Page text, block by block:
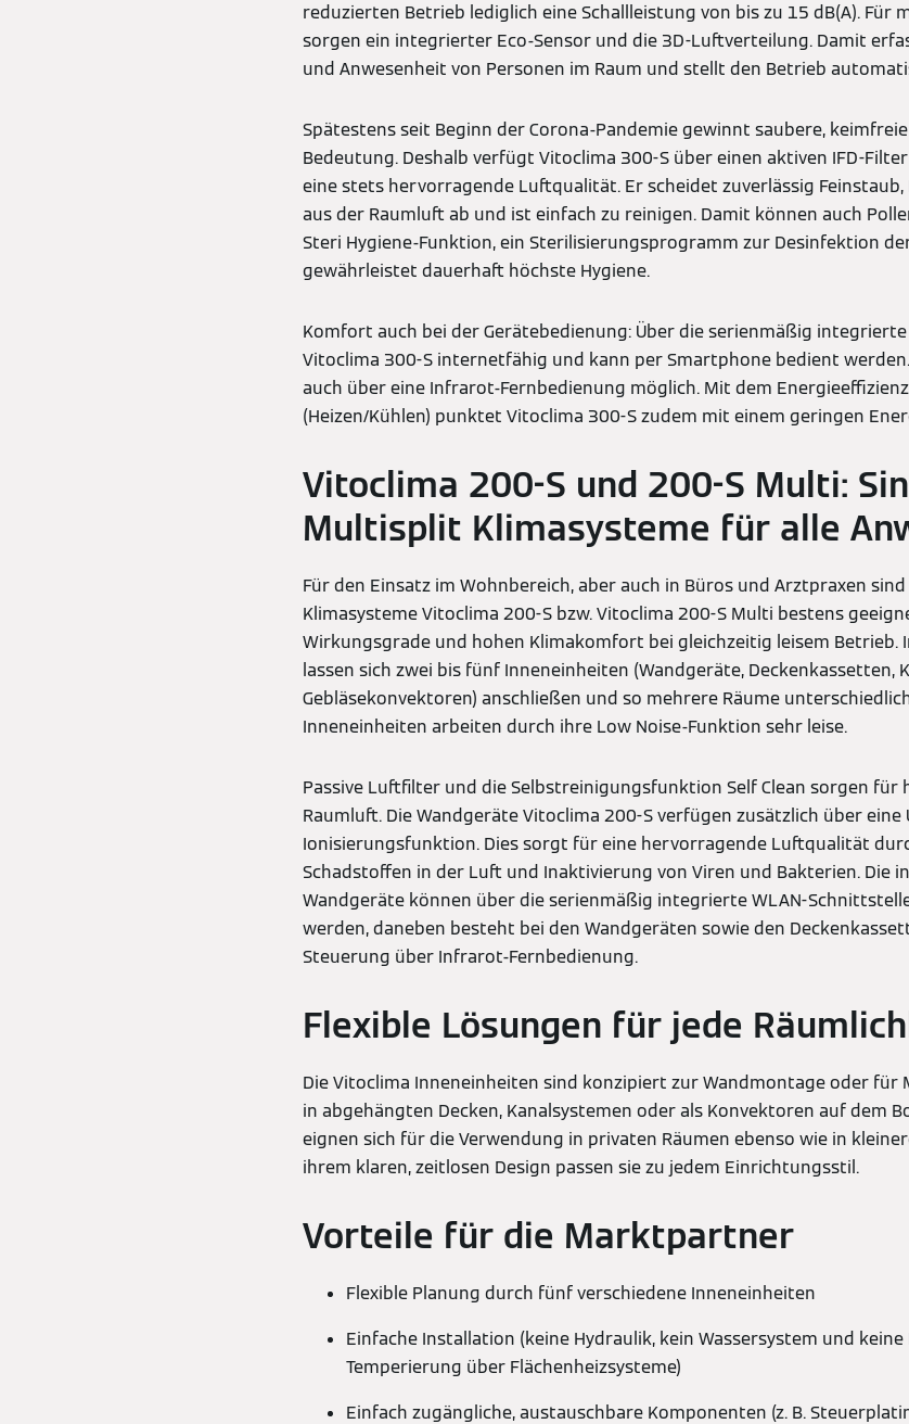
reduzierten Betrieb lediglich eine Schallleistung von bis zu 15 dB(A). Für
sorgen ein integrierter Eco-Sensor und die 3D-Luftverteilung. Damit
und Anwesenheit von Personen im Raum und stellt den Betrieb
Spätestens seit Beginn der Corona-Pandemie gewinnt saubere,
Bedeutung. Deshalb verfügt Vitoclima 300-S über einen aktiven IFD-
eine stets hervorragende Luftqualität. Er scheidet zuverlässig Feinstaub,
aus der Raumluft ab und ist einfach zu reinigen. Damit können auch
Steri Hygiene-Funktion, ein Sterilisierungsprogramm zur Desinfektion
gewährleistet dauerhaft höchste Hygiene.
Komfort auch bei der Gerätebedienung: Über die serienmäßig
Vitoclima 300-S internetfähig und kann per Smartphone bedient
auch über eine Infrarot-Fernbedienung möglich. Mit dem
(Heizen/Kühlen) punktet Vitoclima 300-S zudem mit einem geringen
Vitoclima 200-S und 200-S Multi:
Multisplit Klimasysteme für alle
Für den Einsatz im Wohnbereich, aber auch in Büros und Arztpraxen
Klimasysteme Vitoclima 200-S bzw. Vitoclima 200-S Multi bestens
Wirkungsgrade und hohen Klimakomfort bei gleichzeitig leisem
lassen sich zwei bis fünf Inneneinheiten (Wandgeräte, Deckenkassetten,
Gebläsekonvektoren) anschließen und so mehrere Räume
Inneneinheiten arbeiten durch ihre Low Noise-Funktion sehr leise.
Passive Luftfilter und die Selbstreinigungsfunktion Self Clean sorgen für
Raumluft. Die Wandgeräte Vitoclima 200-S verfügen zusätzlich über eine
Ionisierungsfunktion. Dies sorgt für eine hervorragende Luftqualität
Schadstoffen in der Luft und Inaktivierung von Viren und Bakterien. Die
Wandgeräte können über die serienmäßig integrierte WLAN-
werden, daneben besteht bei den Wandgeräten sowie den
Steuerung über Infrarot-Fernbedienung.
Flexible Lösungen für jede
Die Vitoclima Inneneinheiten sind konzipiert zur Wandmontage oder für
in abgehängten Decken, Kanalsystemen oder als Konvektoren auf dem
eignen sich für die Verwendung in privaten Räumen ebenso wie in
ihrem klaren, zeitlosen Design passen sie zu jedem Einrichtungsstil.
Vorteile für die Marktpartner
Flexible Planung durch fünf verschiedene Inneneinheiten
Einfache Installation (keine Hydraulik, kein Wassersystem und
Temperierung über Flächenheizsysteme)
Einfach zugängliche, austauschbare Komponenten (z. B.